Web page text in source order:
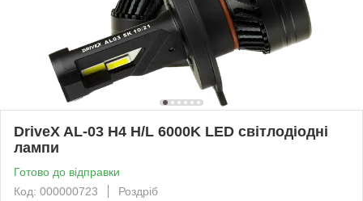
DriveX AL-03 H4 H/L 6000K LED світлодіодні
лампи
Готово до відправки
Код: 000000723
Роздріб